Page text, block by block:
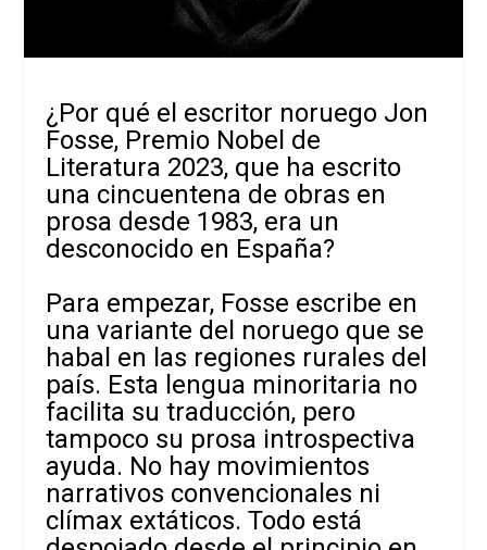
¿Por qué el escritor noruego Jon
Fosse, Premio Nobel de
Literatura 2023, que ha escrito
una cincuentena de obras en
prosa desde 1983, era un
desconocido en España?
Para empezar, Fosse escribe en
una variante del noruego que se
habal en las regiones rurales del
país. Esta lengua minoritaria no
facilita su traducción, pero
tampoco su prosa introspectiva
ayuda. No hay movimientos
narrativos convencionales ni
clímax extáticos. Todo está